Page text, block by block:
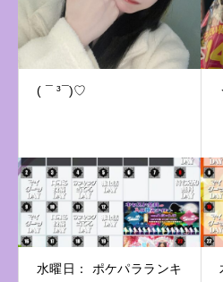
( ¯ ³¯)♡
水曜日： ポケパラランキ